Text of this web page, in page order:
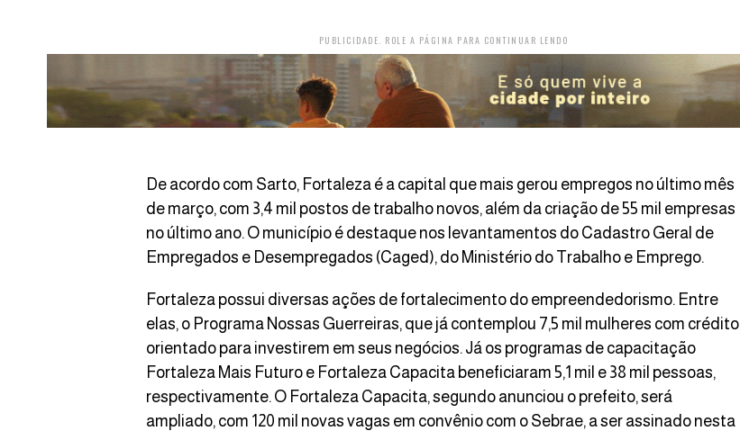
PUBLICIDADE. ROLE A PÁGINA PARA CONTINUAR LENDO
De acordo com Sarto, Fortaleza é a capital que mais gerou empregos no último mês
de março, com 3,4 mil postos de trabalho novos, além da criação de 55 mil empresas
no último ano. O município é destaque nos levantamentos do Cadastro Geral de
Empregados e Desempregados (Caged), do Ministério do Trabalho e Emprego.
Fortaleza possui diversas ações de fortalecimento do empreendedorismo. Entre
elas, o Programa Nossas Guerreiras, que já contemplou 7,5 mil mulheres com crédito
orientado para investirem em seus negócios. Já os programas de capacitação
Fortaleza Mais Futuro e Fortaleza Capacita beneficiaram 5,1 mil e 38 mil pessoas,
respectivamente. O Fortaleza Capacita, segundo anunciou o prefeito, será
ampliado, com 120 mil novas vagas em convênio com o Sebrae, a ser assinado nesta